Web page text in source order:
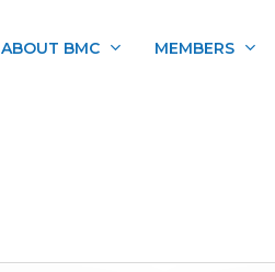
ABOUT BMC MEMBERS